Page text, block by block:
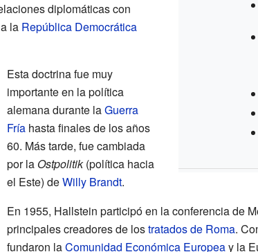
diplomáticas con
la República Democrática
Esta doctrina fue muy
importante en la política
alemana durante laGuerra
Fríahasta finales de los años
60. Más tarde, fue cambiada
por la Ostpolitik(política hacia
el Este) deWilly Brandt.
En 1955, Hallstein participó en la conferencia de
principales creadores de lostratados de Roma.
fundaron laComunidad Económica Europeay la